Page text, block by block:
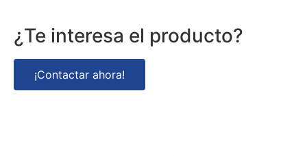
¿Te interesa el producto?
¡Contactar ahora!